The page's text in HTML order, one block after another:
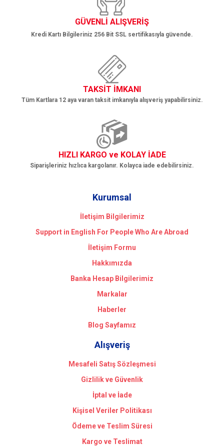
Gönder
GÜVENLİ ALIŞVERİŞ
Kredi Kartı Bilgileriniz 256 Bit SSL sertifikasıyla güvende.
TAKSİT İMKANI
Tüm Kartlara 12 aya varan taksit imkanıyla alışveriş yapabilirsiniz.
HIZLI KARGO ve KOLAY İADE
Siparişleriniz hızlıca kargolanır. Kolayca iade edebilirsiniz.
Kurumsal
İletişim Bilgilerimiz
Support in English For People Who Are Abroad
İletişim Formu
Hakkımızda
Banka Hesap Bilgilerimiz
Markalar
Haberler
Blog Sayfamız
Alışveriş
Mesafeli Satış Sözleşmesi
Gizlilik ve Güvenlik
İptal ve İade
Kişisel Veriler Politikası
Ödeme ve Teslim Süresi
Kargo ve Teslimat